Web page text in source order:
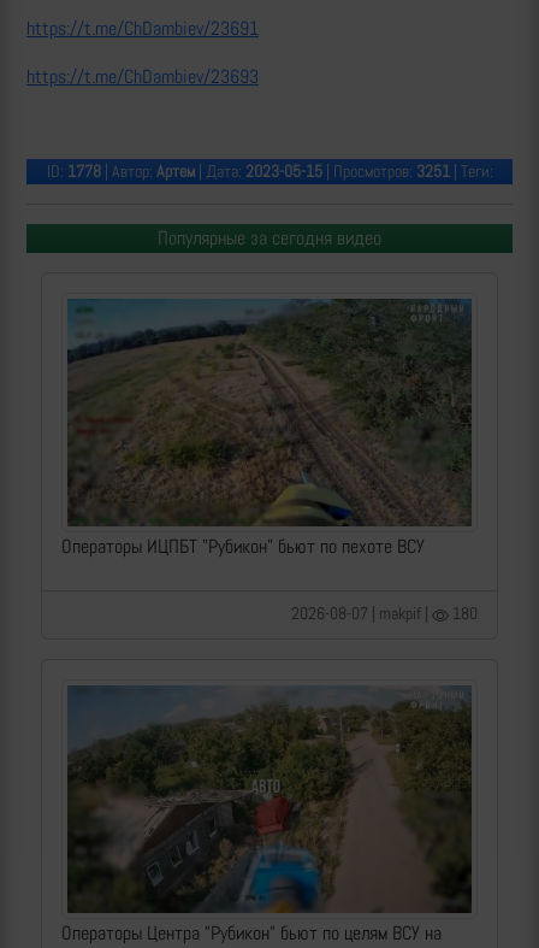
https://t.me/ChDambiev/23691
https://t.me/ChDambiev/23693
ID: 1778| Автор: Артем| Дата: 2023-05-15| Просмотров: 3251| Теги:
Популярные за сегодня видео
Операторы ИЦПБТ "Рубикон" бьют по пехоте ВСУ
2026-08-07 | makpif | 180
Операторы Центра "Рубикон" бьют по целям ВСУ на